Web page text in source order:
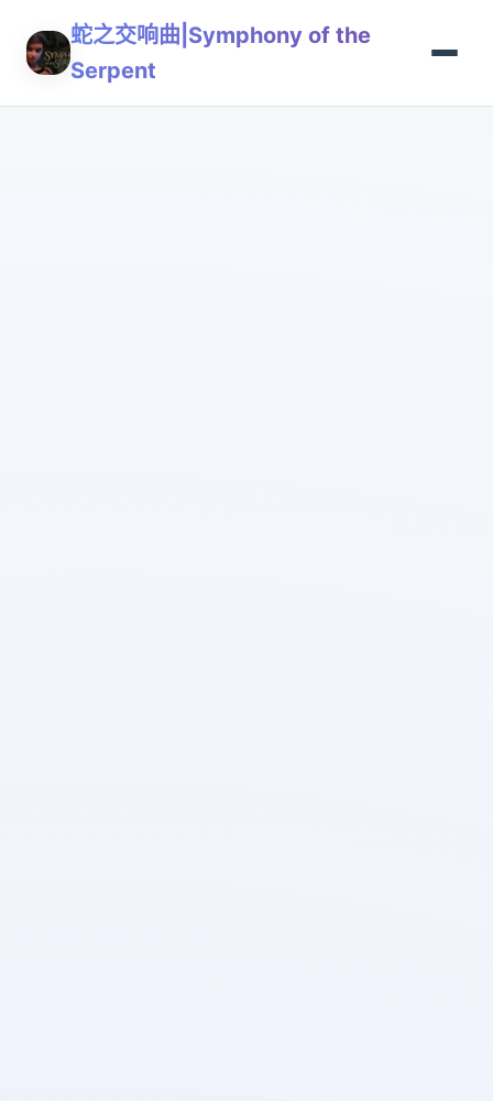
蛇之交响曲|Symphony of the
Serpent